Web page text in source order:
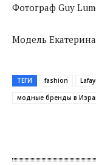
Фотограф Guy
Модель
ТЕГИ fashion
модные бренды в